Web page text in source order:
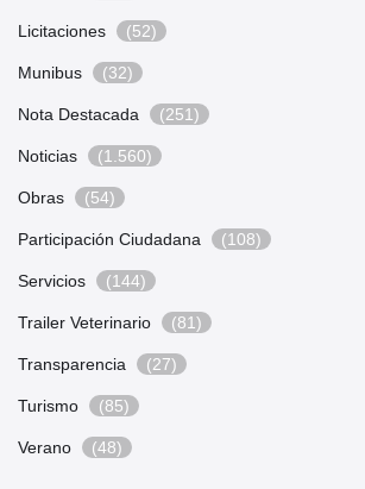
Licitaciones (52)
Munibus (32)
Nota Destacada (251)
Noticias (1.560)
Obras (54)
Participación Ciudadana (108)
Servicios (144)
Trailer Veterinario (81)
Transparencia (27)
Turismo (85)
Verano (48)